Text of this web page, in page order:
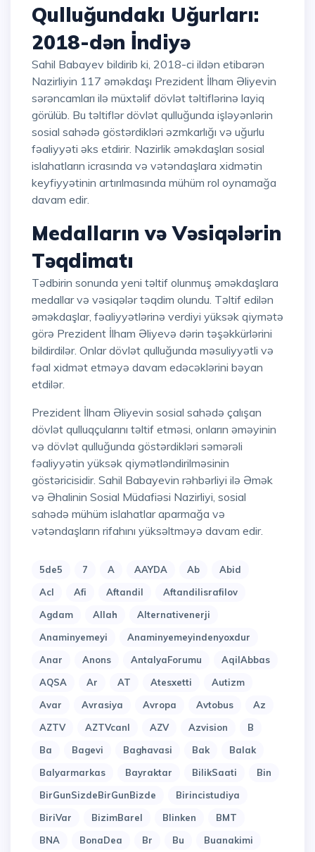
Qulluğundakı Uğurları:
2018-dən İndiyə
Sahil Babayev bildirib ki, 2018-ci ildən etibarən
Nazirliyin 117 əməkdaşı Prezident İlham Əliyevin
sərəncamları ilə müxtəlif dövlət təltiflərinə layiq
görülüb. Bu təltiflər dövlət qulluğunda işləyənlərin
sosial sahədə göstərdikləri əzmkarlığı və uğurlu
fəaliyyəti əks etdirir. Nazirlik əməkdaşları sosial
islahatların icrasında və vətəndaşlara xidmətin
keyfiyyətinin artırılmasında mühüm rol oynamağa
davam edir.
Medalların və Vəsiqələrin
Təqdimatı
Tədbirin sonunda yeni təltif olunmuş əməkdaşlara
medallar və vəsiqələr təqdim olundu. Təltif edilən
əməkdaşlar, fəaliyyətlərinə verdiyi yüksək qiymətə
görə Prezident İlham Əliyevə dərin təşəkkürlərini
bildirdilər. Onlar dövlət qulluğunda məsuliyyətli və
fəal xidmət etməyə davam edəcəklərini bəyan
etdilər.
Prezident İlham Əliyevin sosial sahədə çalışan
dövlət qulluqçularını təltif etməsi, onların əməyinin
və dövlət qulluğunda göstərdikləri səmərəli
fəaliyyətin yüksək qiymətləndirilməsinin
göstəricisidir. Sahil Babayevin rəhbərliyi ilə Əmək
və Əhalinin Sosial Müdafiəsi Nazirliyi, sosial
sahədə mühüm islahatlar aparmağa və
vətəndaşların rifahını yüksəltməyə davam edir.
5de5 7 A AAYDA Ab
Abid
Acl
Afi Aftandil
Aftandilisrafilov
Agdam
Allah
Alternativenerji
Anaminyemeyi
Anaminyemeyindenyoxdur
Anar
Anons AntalyaForumu
AqilAbbas
AQSA
Ar AT Atesxetti
Autizm
Avar
Avrasiya Avropa Avtobus
Az
AZTV
AZTVcanl AZV Azvision
B
Ba
Bagevi Baghavasi Bak
Balak
Balyarmarkas
Bayraktar BilikSaati
Bin
BirGunSizdeBirGunBizde
Birincistudiya
BiriVar
BizimBarel Blinken
BMT
BNA
BonaDea Br Bu Buanakimi